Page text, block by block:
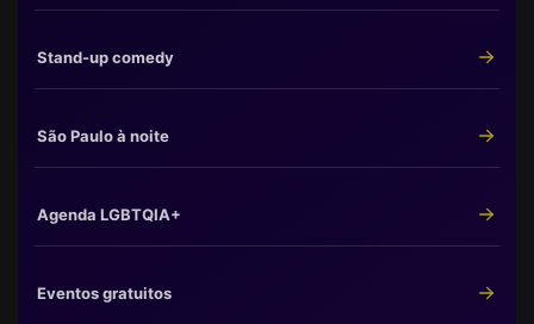
Stand-up comedy
São Paulo à noite
Agenda LGBTQIA+
Eventos gratuitos